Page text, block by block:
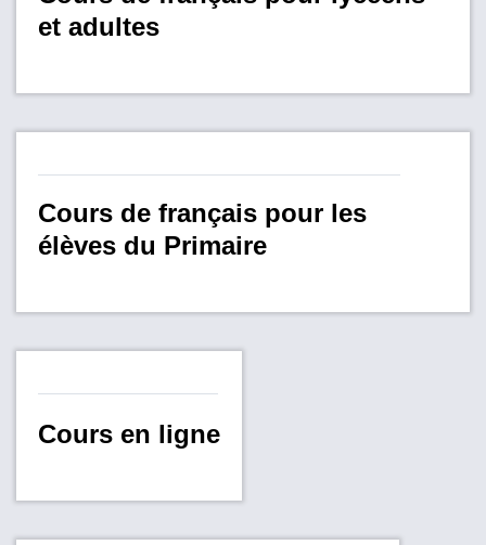
et adultes
Cours de français pour les
élèves du Primaire
Cours en ligne